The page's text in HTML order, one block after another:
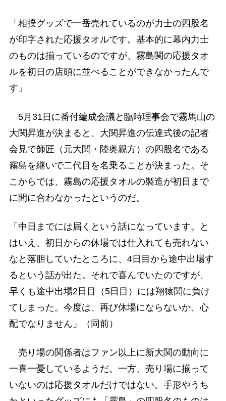
「相撲グッズで一番売れているのが力士の四股名
が印字された応援タオルです。基本的に幕内力士
のものは揃っているのですが、霧島関の応援タオ
ルを初日の店頭に並べることができなかったんで
す」
5月31日に番付編成会議と臨時理事会で霧馬山の
大関昇進が決まると、大関昇進の伝達式後の記者
会見で師匠（元大関・陸奥親方）の四股名である
霧島を継いで二代目を名乗ることが決まった。そ
こからでは、霧島の応援タオルの製造が初日まで
に間に合わなかったというのだ。
「中日までには届くという話になっています。と
はいえ、初日からの休場では仕入れても売れない
なと落胆していたところに、4日目から途中出場す
るという話が出た。それで喜んでいたのですが、
早くも途中出場2日目（5日目）には翔猿関に負け
てしまった。今度は、再び休場にならないか、心
配でなりません」（同前）
売り場の関係者はファン以上に新大関の動向に
一喜一憂しているようだ。一方、売り場に揃って
いないのは応援タオルだけではない。手形やうち